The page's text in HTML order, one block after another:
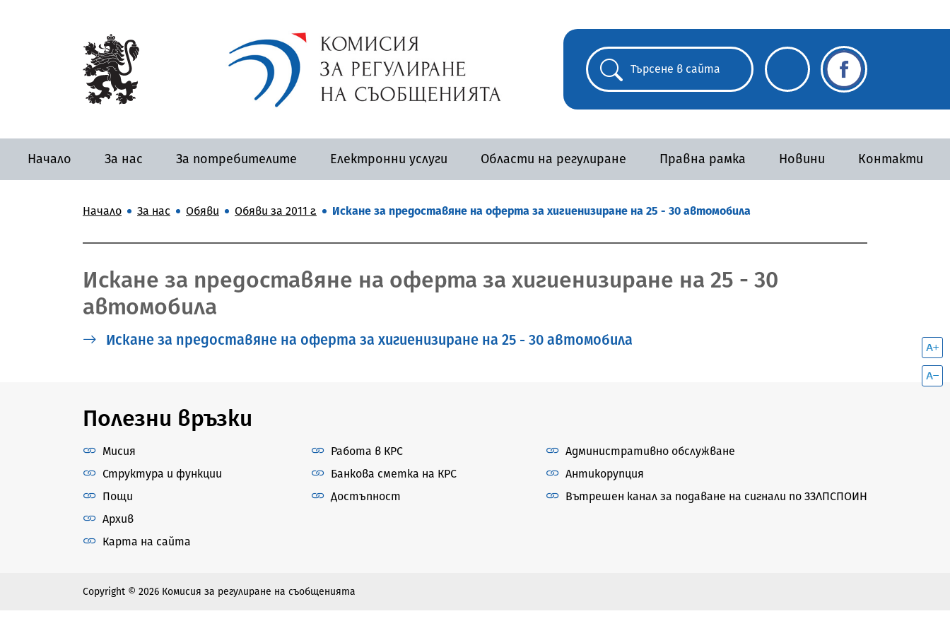
Начало За нас За потребителите Електронни услуги Области на регулиране Правна рамка Новини Контакти
Начало За нас Обяви Обяви за 2011 г. Искане за предоставяне на оферта за хигиенизиране на 25 - 30 автомобила
Искане за предоставяне на оферта за хигиенизиране на 25 - 30
автомобила
Искане за предоставяне на оферта за хигиенизиране на 25 - 30 автомобила
Полезни връзки
Мисия
Структура и функции
Пощи
Архив
Карта на сайта
Работа в КРС
Банкова сметка на КРС
Достъпност
Административно обслужване
Антикорупция
Вътрешен канал за подаване на сигнали по ЗЗЛПСПОИН
Copyright © 2026 Комисия за регулиране на съобщенията